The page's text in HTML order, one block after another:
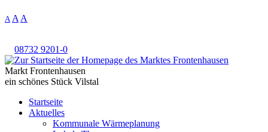
A A A
08732 9201-0
Markt Frontenhausen
ein schönes Stück Vilstal
Startseite
Aktuelles
Kommunale Wärmeplanung